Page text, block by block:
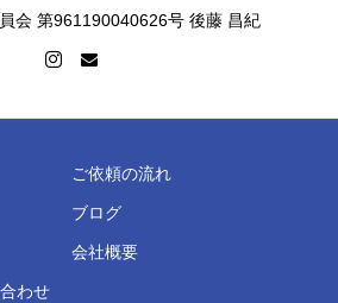
会 第961190040626号 後藤 昌紀
ご依頼の流れ
ブログ
会社概要
わせ